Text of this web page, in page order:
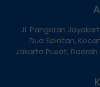
Jl. Pangeran
Dua Selatan,